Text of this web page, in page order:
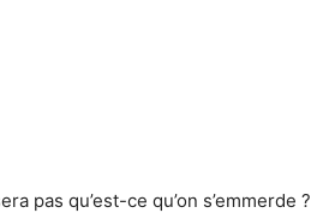
pas qu’est-ce qu’on s’emmerde ?